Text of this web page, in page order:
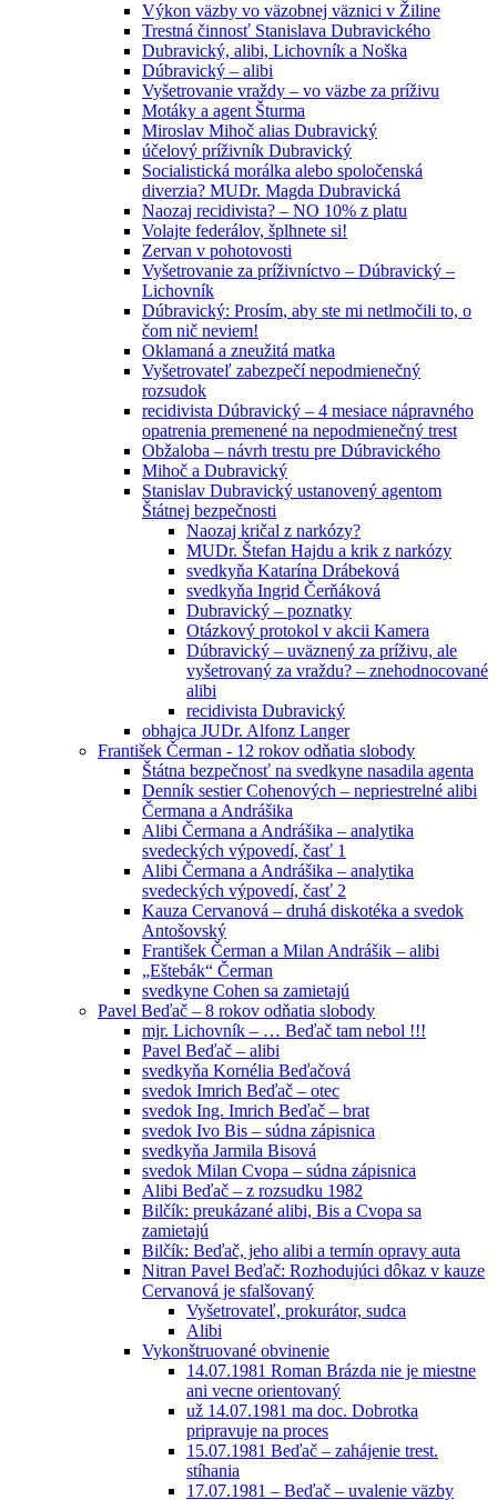
Výkon väzby vo väzobnej väznici v Žiline
Trestná činnosť Stanislava Dubravického
Dubravický, alibi, Lichovník a Noška
Dúbravický – alibi
Vyšetrovanie vraždy – vo väzbe za príživu
Motáky a agent Šturma
Miroslav Mihoč alias Dubravický
účelový príživník Dubravický
Socialistická morálka alebo spoločenská
diverzia? MUDr. Magda Dubravická
Naozaj recidivista? – NO 10% z platu
Volajte federálov, šplhnete si!
Zervan v pohotovosti
Vyšetrovanie za príživníctvo – Dúbravický –
Lichovník
Dúbravický: Prosím, aby ste mi netlmočili to, o
čom nič neviem!
Oklamaná a zneužitá matka
Vyšetrovateľ zabezpečí nepodmienečný
rozsudok
recidivista Dúbravický – 4 mesiace nápravného
opatrenia premenené na nepodmienečný trest
Obžaloba – návrh trestu pre Dúbravického
Mihoč a Dubravický
Stanislav Dubravický ustanovený agentom
Štátnej bezpečnosti
Naozaj kričal z narkózy?
MUDr. Štefan Hajdu a krik z narkózy
svedkyňa Katarína Drábeková
svedkyňa Ingrid Čerňáková
Dubravický – poznatky
Otázkový protokol v akcii Kamera
Dúbravický – uväznený za príživu, ale
vyšetrovaný za vraždu? – znehodnocované
alibi
recidivista Dubravický
obhajca JUDr. Alfonz Langer
František Čerman - 12 rokov odňatia slobody
Štátna bezpečnosť na svedkyne nasadila agenta
Denník sestier Cohenových – nepriestrelné alibi
Čermana a Andrášika
Alibi Čermana a Andrášika – analytika
svedeckých výpovedí, časť 1
Alibi Čermana a Andrášika – analytika
svedeckých výpovedí, časť 2
Kauza Cervanová – druhá diskotéka a svedok
Antošovský
František Čerman a Milan Andrášik – alibi
„Eštebák“ Čerman
svedkyne Cohen sa zamietajú
Pavel Beďač – 8 rokov odňatia slobody
mjr. Lichovník – … Beďač tam nebol !!!
Pavel Beďač – alibi
svedkyňa Kornélia Beďačová
svedok Imrich Beďač – otec
svedok Ing. Imrich Beďač – brat
svedok Ivo Bis – súdna zápisnica
svedkyňa Jarmila Bisová
svedok Milan Cvopa – súdna zápisnica
Alibi Beďač – z rozsudku 1982
Bilčík: preukázané alibi, Bis a Cvopa sa
zamietajú
Bilčík: Beďač, jeho alibi a termín opravy auta
Nitran Pavel Beďač: Rozhodujúci dôkaz v kauze
Cervanová je sfalšovaný
Vyšetrovateľ, prokurátor, sudca
Alibi
Vykonštruované obvinenie
14.07.1981 Roman Brázda nie je miestne
ani vecne orientovaný
už 14.07.1981 ma doc. Dobrotka
pripravuje na proces
15.07.1981 Beďač – zahájenie trest.
stíhania
17.07.1981 – Beďač – uvalenie väzby